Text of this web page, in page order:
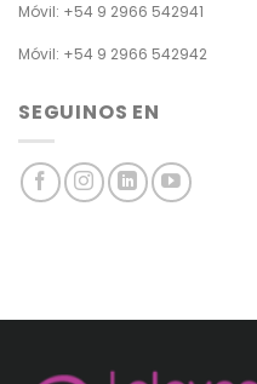
Móvil: +54 9 2966 542941
Móvil: +54 9 2966 542942
SEGUINOS EN